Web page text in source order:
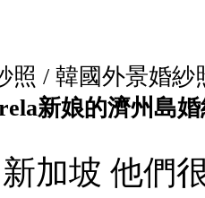
照 / 韓國外景婚紗
新娘的濟州島
加坡 他們